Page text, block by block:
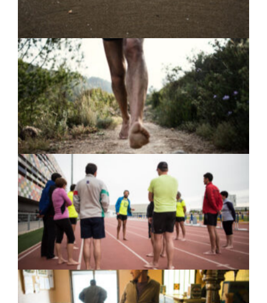
Pies descalzos de Emilio Saez Soro durante un
entrenamiento en montaña. Emilio es autor de
dos libros sobre descalcismo: La aventura de
correr descalzo y El reto descalzo, ambos
editados por Desnivel.
Emilio Saez Soro durante una clase de iniciación
al descalcismo en las pistas de atletismo de la
Universitat Jaume I de Castellón.
Reportaje documentalista sobre descalcistas. En